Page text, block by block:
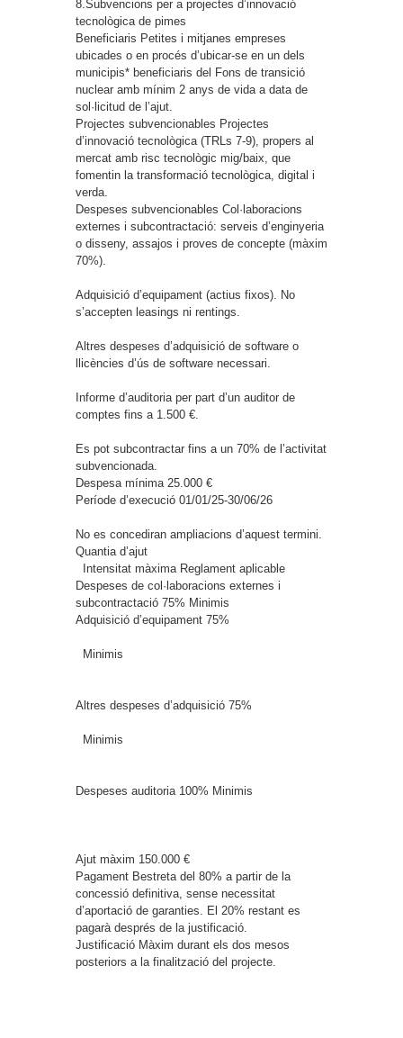
8.Subvencions per a projectes d’innovació
tecnològica de pimes
Beneficiaris Petites i mitjanes empreses
ubicades o en procés d’ubicar-se en un dels
municipis* beneficiaris del Fons de transició
nuclear amb mínim 2 anys de vida a data de
sol·licitud de l’ajut.
Projectes subvencionables Projectes
d’innovació tecnològica (TRLs 7-9), propers al
mercat amb risc tecnològic mig/baix, que
fomentin la transformació tecnològica, digital i
verda.
Despeses subvencionables Col·laboracions
externes i subcontractació: serveis d’enginyeria
o disseny, assajos i proves de concepte (màxim
70%).
Adquisició d’equipament (actius fixos). No
s’accepten leasings ni rentings.
Altres despeses d’adquisició de software o
llicències d’ús de software necessari.
Informe d’auditoria per part d’un auditor de
comptes fins a 1.500 €.
Es pot subcontractar fins a un 70% de l’activitat
subvencionada.
Despesa mínima 25.000 €
Període d’execució 01/01/25-30/06/26
No es concediran ampliacions d’aquest termini.
Quantia d’ajut
Intensitat màxima Reglament aplicable
Despeses de col·laboracions externes i
subcontractació 75% Minimis
Adquisició d’equipament 75%
Minimis
Altres despeses d’adquisició 75%
Minimis
Despeses auditoria 100% Minimis
Ajut màxim 150.000 €
Pagament Bestreta del 80% a partir de la
concessió definitiva, sense necessitat
d’aportació de garanties. El 20% restant es
pagarà després de la justificació.
Justificació Màxim durant els dos mesos
posteriors a la finalització del projecte.